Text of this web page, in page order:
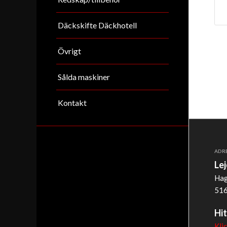
Däckskifte Däckhotell
Övrigt
Sålda maskiner
Kontakt